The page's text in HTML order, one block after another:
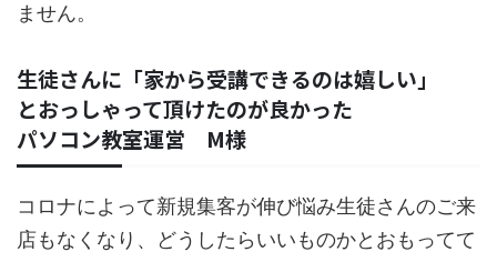
ません。
生徒さんに「家から受講できるのは嬉しい」
とおっしゃって頂けたのが良かった
パソコン教室運営 M様
コロナによって新規集客が伸び悩み生徒さんのご来
店もなくなり、どうしたらいいものかとおもってて